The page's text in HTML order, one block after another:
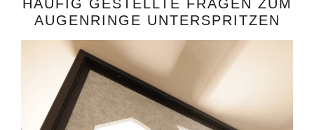
HÄUFIG GESTELLTE FRAGEN ZUM
AUGENRINGE UNTERSPRITZEN